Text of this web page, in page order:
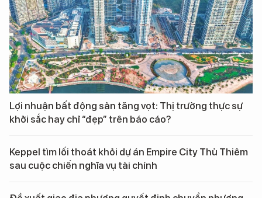
Lợi nhuận bất động sản tăng vọt: Thị trường thực sự
khởi sắc hay chỉ “đẹp” trên báo cáo?
Keppel tìm lối thoát khỏi dự án Empire City Thủ Thiêm
sau cuộc chiến nghĩa vụ tài chính